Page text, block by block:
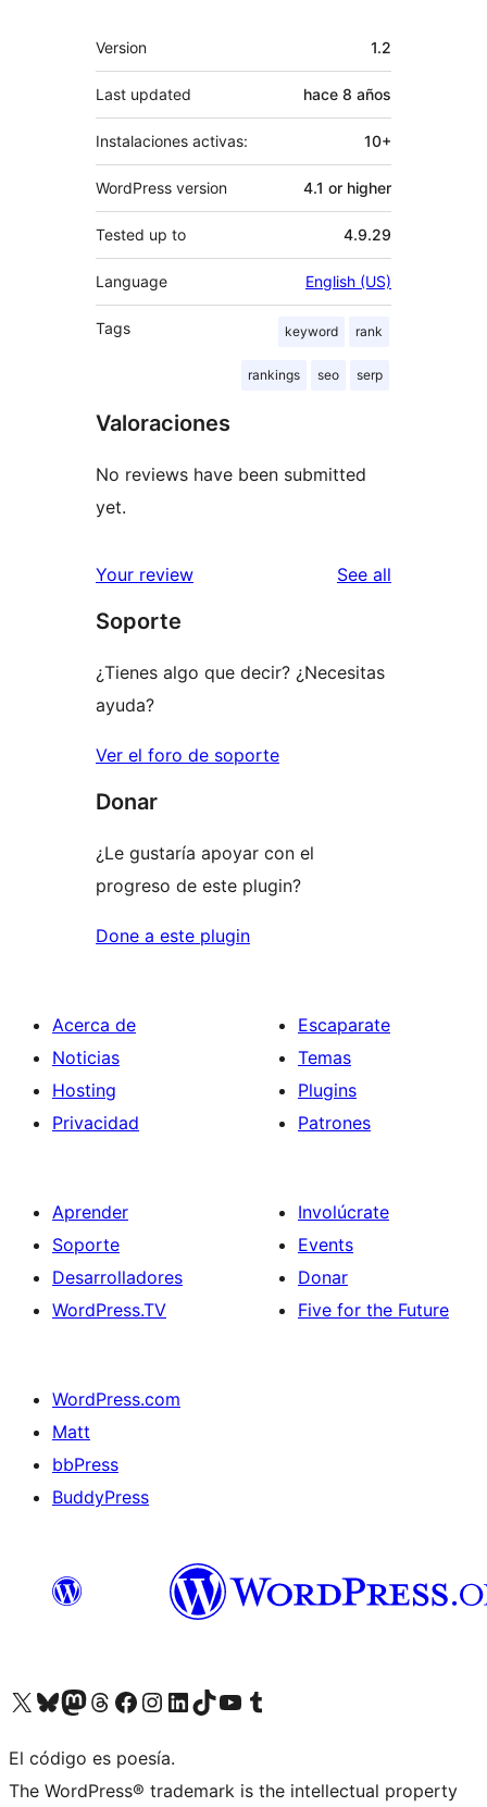
Meta
Version 1.2
Last updated hace 8 años
Instalaciones activas: 10+
WordPress version 4.1 or higher
Tested up to 4.9.29
Language English (US)
Tags keyword rank
rankings seo serp
Valoraciones
No reviews have been submitted
yet.
Your review See all
Soporte
¿Tienes algo que decir? ¿Necesitas
ayuda?
Ver el foro de soporte
Donar
¿Le gustaría apoyar con el
progreso de este plugin?
Done a este plugin
Acerca de
Noticias
Hosting
Privacidad
Escaparate
Temas
Plugins
Patrones
Aprender
Soporte
Desarrolladores
WordPress.TV
Involúcrate
Events
Donar
Five for the Future
WordPress.com
Matt
bbPress
BuddyPress
Visit our X (formerly Twitter) account
Visit our Bluesky account
Visita nuestra cuenta de Twitter
Visit our Threads account
Visita nuestra página de Facebook
Visite nuestra cuenta de Instagram
Visit our LinkedIn account
Visit our TikTok account
Visit our YouTube channel
Visit our Tumblr account
El código es poesía.
The WordPress® trademark is the intellectual property